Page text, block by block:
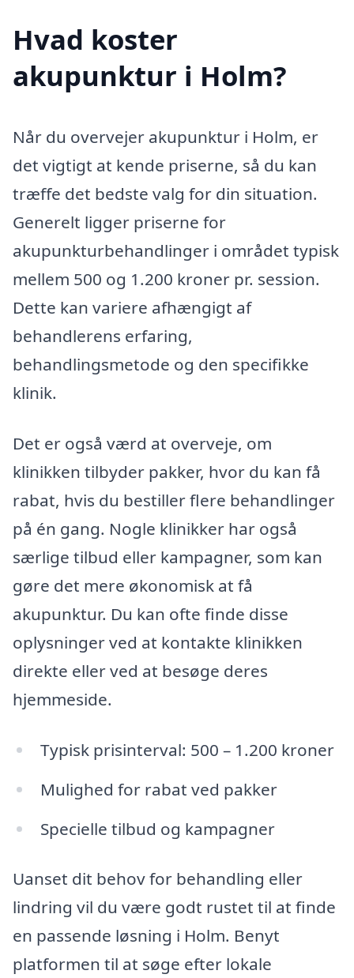
Hvad koster
akupunktur i Holm?
Når du overvejer akupunktur i Holm, er
det vigtigt at kende priserne, så du kan
træffe det bedste valg for din situation.
Generelt ligger priserne for
akupunkturbehandlinger i området typisk
mellem 500 og 1.200 kroner pr. session.
Dette kan variere afhængigt af
behandlerens erfaring,
behandlingsmetode og den specifikke
klinik.
Det er også værd at overveje, om
klinikken tilbyder pakker, hvor du kan få
rabat, hvis du bestiller flere behandlinger
på én gang. Nogle klinikker har også
særlige tilbud eller kampagner, som kan
gøre det mere økonomisk at få
akupunktur. Du kan ofte finde disse
oplysninger ved at kontakte klinikken
direkte eller ved at besøge deres
hjemmeside.
Typisk prisinterval: 500 – 1.200 kroner
Mulighed for rabat ved pakker
Specielle tilbud og kampagner
Uanset dit behov for behandling eller
lindring vil du være godt rustet til at finde
en passende løsning i Holm. Benyt
platformen til at søge efter lokale